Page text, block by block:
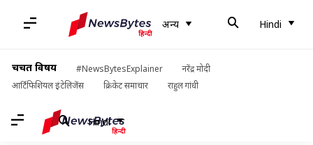
अन्य Hindi
चर्चित विषय #NewsBytesExplainer
नरेंद्र मोदी
आर्टिफिशियल इंटेलिजेंस
क्रिकेट समाचार राहुल गांधी
Hindi